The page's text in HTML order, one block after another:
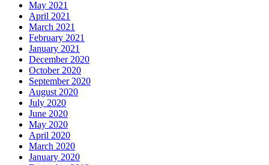
May 2021
April 2021
March 2021
February 2021
January 2021
December 2020
October 2020
September 2020
August 2020
July 2020
June 2020
May 2020
April 2020
March 2020
January 2020